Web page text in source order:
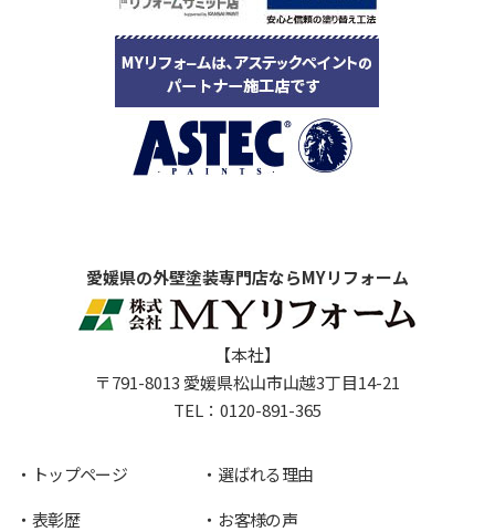
愛媛県の外壁塗装専門店ならMYリフォーム
【本社】
〒791-8013 愛媛県松山市山越3丁目14-21
TEL： 0120-891-365
トップページ
選ばれる理由
表彰歴
お客様の声